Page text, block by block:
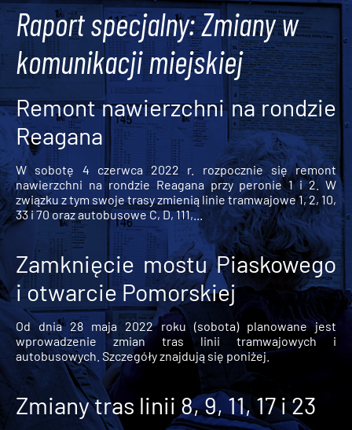
Raport specjalny: Zmiany w
komunikacji miejskiej
Remont nawierzchni na rondzie
Reagana
W sobotę 4 czerwca 2022 r. rozpocznie się remont
nawierzchni na rondzie Reagana przy peronie 1 i 2. W
związku z tym swoje trasy zmienią linie tramwajowe 1, 2, 10,
33 i 70 oraz autobusowe C, D, 111,...
Zamknięcie mostu Piaskowego
i otwarcie Pomorskiej
Od dnia 28 maja 2022 roku (sobota) planowane jest
wprowadzenie zmian tras linii tramwajowych i
autobusowych. Szczegóły znajdują się poniżej.
Zmiany tras linii 8, 9, 11, 17 i 23